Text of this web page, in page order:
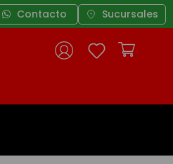
Contacto Sucursales